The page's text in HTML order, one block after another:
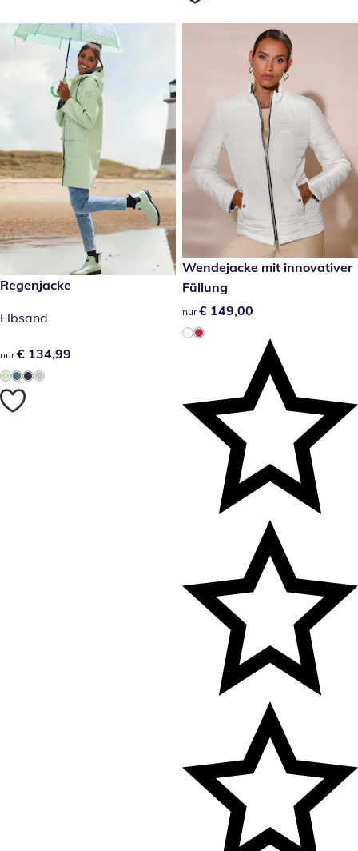
€ 134,99
Regenjacke
Elbsand
€ 134,99
nur € 134,99
€ 149,00
Wendejacke mit innovativer
Füllung
€ 149,00
nur € 149,00